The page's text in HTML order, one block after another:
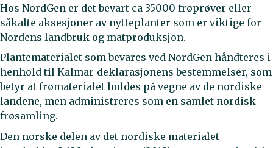
Hos NordGen er det bevart ca 35000 frøprøver eller
såkalte aksesjoner av nytteplanter som er viktige for
Nordens landbruk og matproduksjon.
Plantematerialet som bevares ved NordGen håndteres i
henhold til Kalmar-deklarasjonens bestemmelser, som
betyr at frømaterialet holdes på vegne av de nordiske
landene, men administreres som en samlet nordisk
frøsamling.
Den norske delen av det nordiske materialet